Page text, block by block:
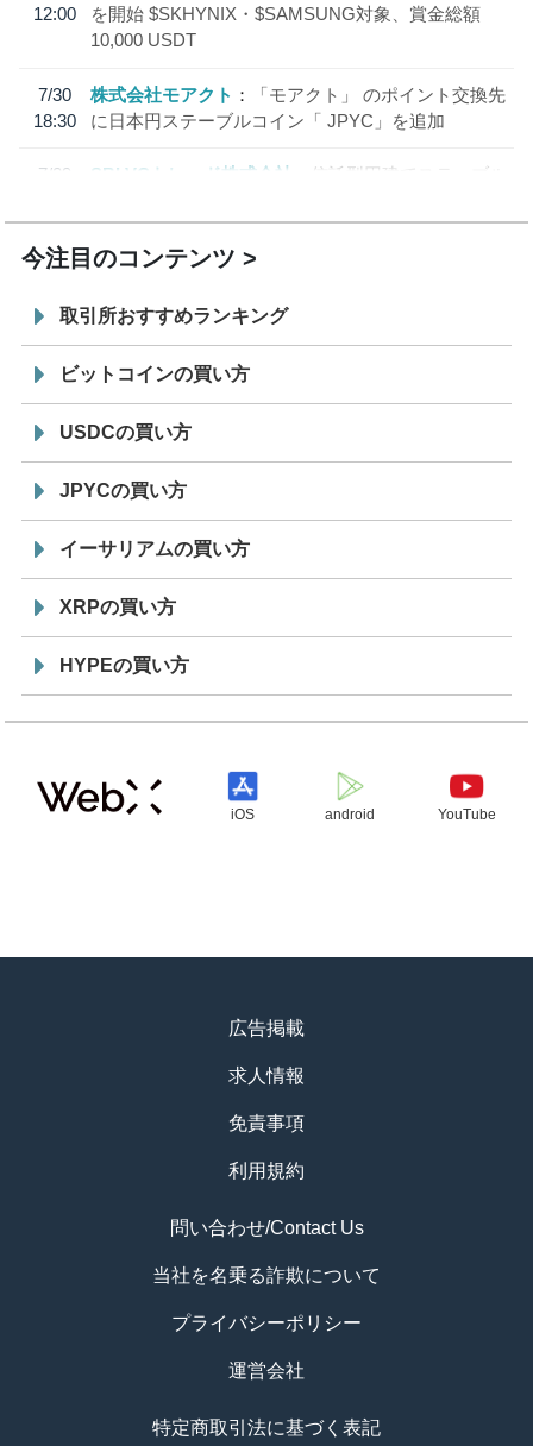
12:00
を開始 $SKHYNIX・$SAMSUNG対象、賞金総額
10,000 USDT
7/30
18:30
株式会社モアクト
「モアクト」 のポイント交換先
に日本円ステーブルコイン「 JPYC」を追加
7/29
SBI VCトレード株式会社
信託型円建てステーブル
今注目のコンテンツ
取引所おすすめランキング
ビットコインの買い方
USDCの買い方
JPYCの買い方
イーサリアムの買い方
XRPの買い方
HYPEの買い方
iOS android YouTube
広告掲載
求人情報
免責事項
利用規約
問い合わせ/Contact Us
当社を名乗る詐欺について
プライバシーポリシー
運営会社
特定商取引法に基づく表記